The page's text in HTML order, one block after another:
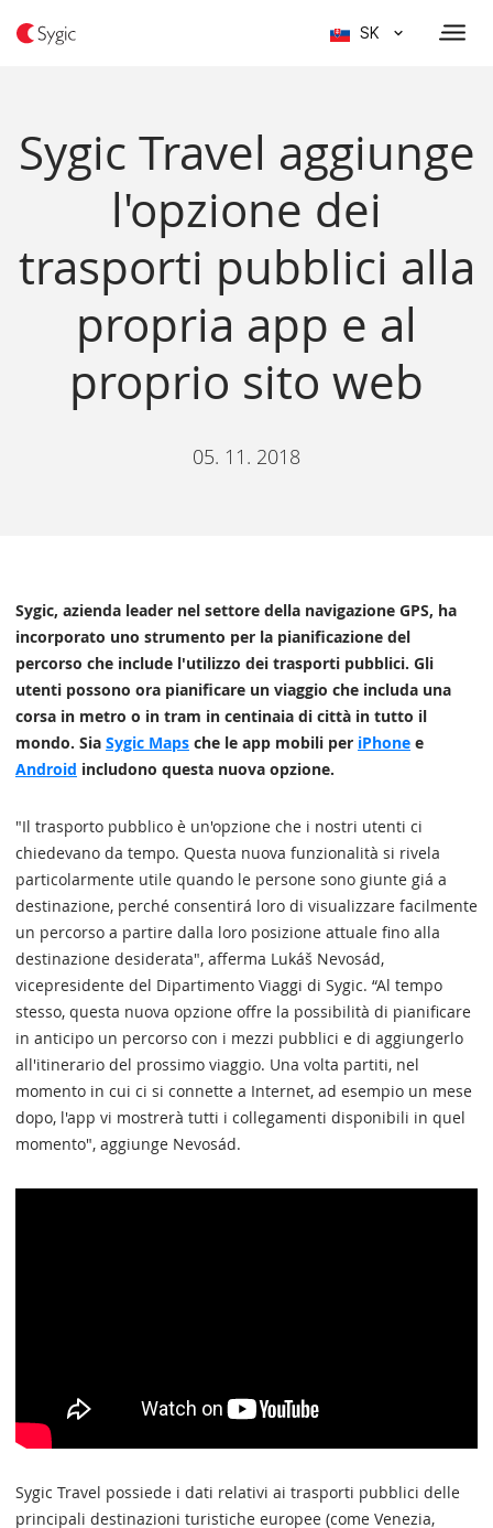
SK
Sygic Travel aggiunge
l'opzione dei
trasporti pubblici alla
propria app e al
proprio sito web
05. 11. 2018
Sygic, azienda leader nel settore della navigazione GPS, ha
incorporato uno strumento per la pianificazione del
percorso che include l'utilizzo dei trasporti pubblici. Gli
utenti possono ora pianificare un viaggio che includa una
corsa in metro o in tram in centinaia di città in tutto il
mondo. Sia Sygic Maps che le app mobili per iPhone e
Android includono questa nuova opzione.
"Il trasporto pubblico è un'opzione che i nostri utenti ci
chiedevano da tempo. Questa nuova funzionalità si rivela
particolarmente utile quando le persone sono giunte giá a
destinazione, perché consentirá loro di visualizzare facilmente
un percorso a partire dalla loro posizione attuale fino alla
destinazione desiderata", afferma Lukáš Nevosád,
vicepresidente del Dipartimento Viaggi di Sygic. “Al tempo
stesso, questa nuova opzione offre la possibilità di pianificare
in anticipo un percorso con i mezzi pubblici e di aggiungerlo
all'itinerario del prossimo viaggio. Una volta partiti, nel
momento in cui ci si connette a Internet, ad esempio un mese
dopo, l'app vi mostrerà tutti i collegamenti disponibili in quel
momento", aggiunge Nevosád.
Sygic Travel possiede i dati relativi ai trasporti pubblici delle
principali destinazioni turistiche europee (come Venezia,